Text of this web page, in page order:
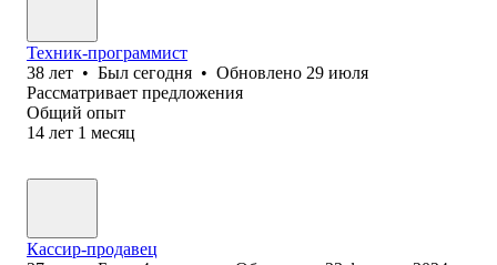
Техник-программист
38 лет • Был сегодня • Обновлено 29 июля
Рассматривает предложения
Общий опыт
14 лет 1 месяц
Кассир-продавец